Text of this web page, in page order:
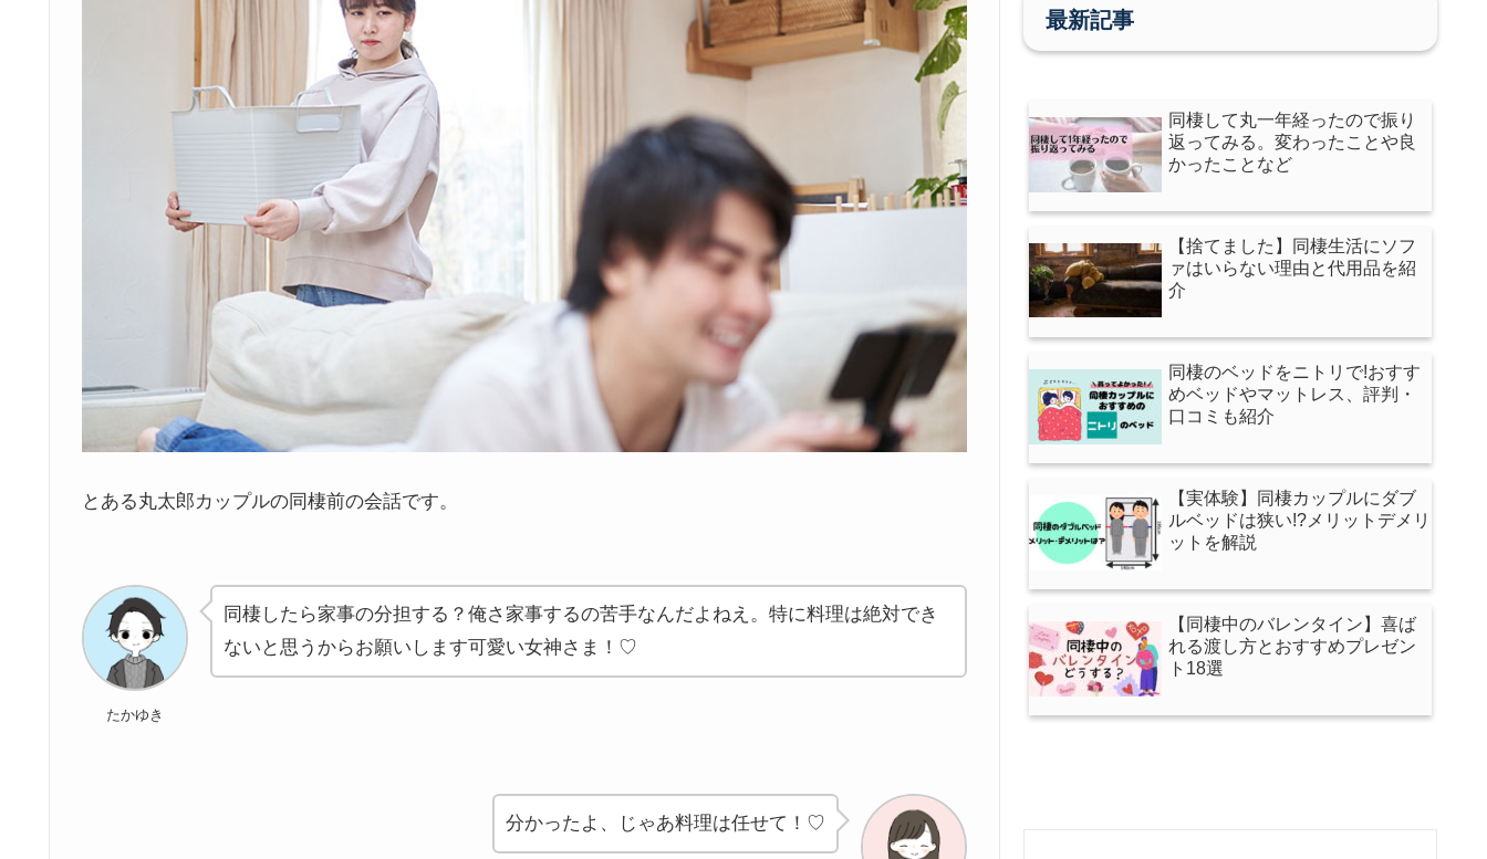
とある丸太郎カップルの同棲前の会話です。
たかゆき
同棲したら家事の分担する？俺さ家事するの苦手なんだよねえ。特に料理は絶対でき
ないと思うからお願いします可愛い女神さま！♡
分かったよ、じゃあ料理は任せて！♡
最新記事
同棲して丸一年経ったので振り
返ってみる。変わったことや良
かったことなど
【捨てました】同棲生活にソフ
ァはいらない理由と代用品を紹
介
同棲のベッドをニトリで!おすす
めベッドやマットレス、評判・
口コミも紹介
【実体験】同棲カップルにダブ
ルベッドは狭い!?メリットデメリ
ットを解説
【同棲中のバレンタイン】喜ば
れる渡し方とおすすめプレゼン
ト18選